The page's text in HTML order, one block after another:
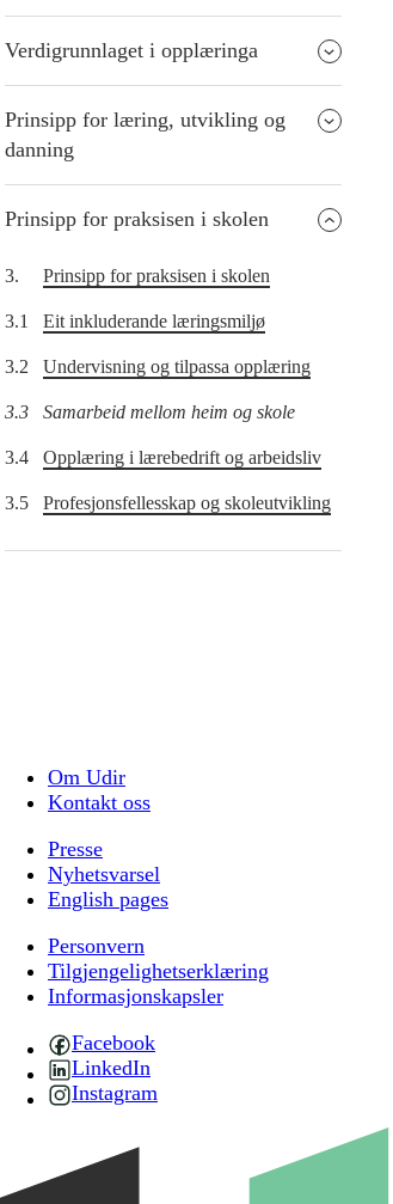
Verdigrunnlaget i opplæringa
Prinsipp for læring, utvikling og
danning
Prinsipp for praksisen i skolen
3. Prinsipp for praksisen i skolen
3.1 Eit inkluderande læringsmiljø
3.2 Undervisning og tilpassa opplæring
3.3 Samarbeid mellom heim og skole
3.4 Opplæring i lærebedrift og arbeidsliv
3.5 Profesjonsfellesskap og skoleutvikling
Om Udir
Kontakt oss
Presse
Nyhetsvarsel
English pages
Personvern
Tilgjengelighetserklæring
Informasjonskapsler
Facebook
LinkedIn
Instagram